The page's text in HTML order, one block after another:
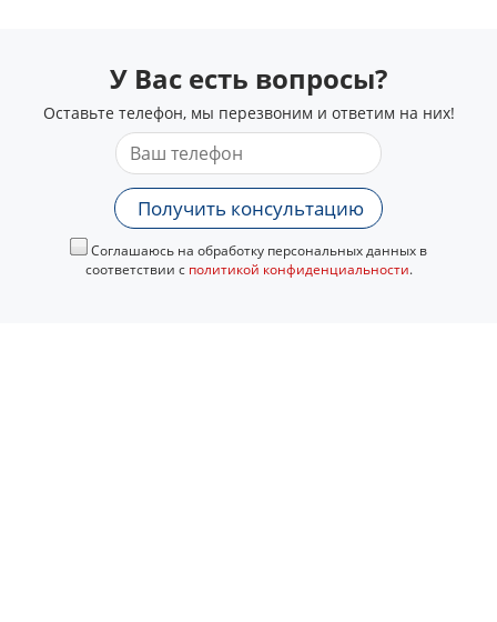
У Вас есть вопросы?
Оставьте телефон, мы перезвоним и ответим на них!
Получить консультацию
Соглашаюсь на обработку персональных данных в
соответствии с политикой конфиденциальности.